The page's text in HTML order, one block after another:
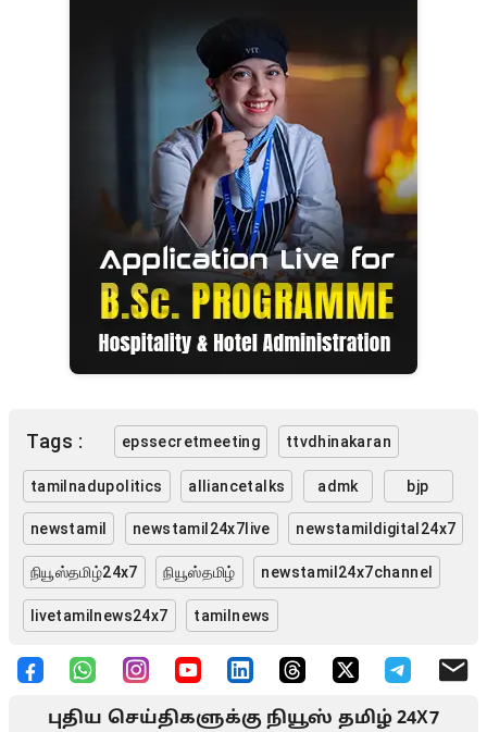
Tags : epssecretmeeting ttvdhinakaran
tamilnadupolitics alliancetalks admk bjp
newstamil newstamil24x7live newstamildigital24x7
நியூஸ்தமிழ்24x7 நியூஸ்தமிழ் newstamil24x7channel
livetamilnews24x7 tamilnews
புதிய செய்திகளுக்கு நியூஸ் தமிழ் 24X7